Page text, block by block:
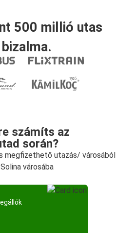
500 millió utas
bizalma.
számíts az
során?
megfizethető utazás/ városából
Solina városába